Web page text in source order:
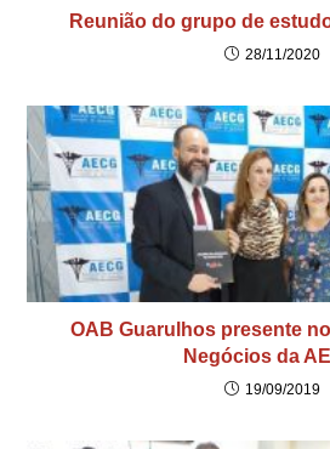
Reunião do grupo de
28/11/2020
OAB Guarulhos presente
Negócios da
19/09/2019